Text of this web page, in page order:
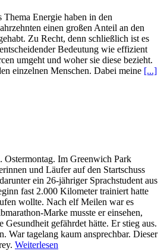
Energie haben in den
einen großen Anteil an den
Zu Recht, denn schließlich ist es
Bedeutung wie effizient
umgeht und woher sie diese bezieht.
einzelnen Menschen. Dabei meine [...]
Im Greenwich Park
und Läufer auf den Startschuss
ein 26-jähriger Sprachstudent aus
fast 2.000 Kilometer trainiert hatte
wollte. Nach elf Meilen war es
Marke musste er einsehen,
Gesundheit gefährdet hätte. Er stieg aus.
War tagelang kaum ansprechbar. Dieser
Weiterlesen